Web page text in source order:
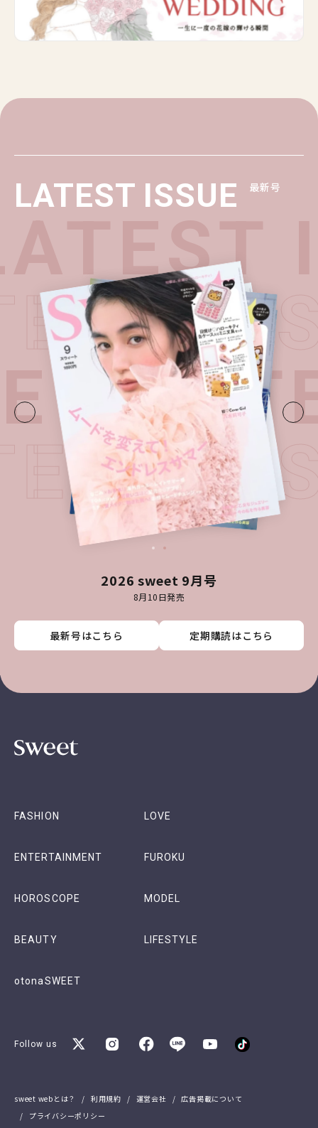
LATEST ISSUE 最新号
2026 sweet 9月号
8月10日発売
最新号はこちら 定期購読はこちら
最新号はこちら 定期購読はこちら
最新号はこちら 定期購読はこちら
最新号はこちら 定期購読はこちら
・
FASHION LOVE
ENTERTAINMENT FUROKU
HOROSCOPE MODEL
BEAUTY LIFESTYLE
otonaSWEET
Follow us
sweet webとは？ 利用規約 運営会社
広告掲載について
プライバシーポリシー